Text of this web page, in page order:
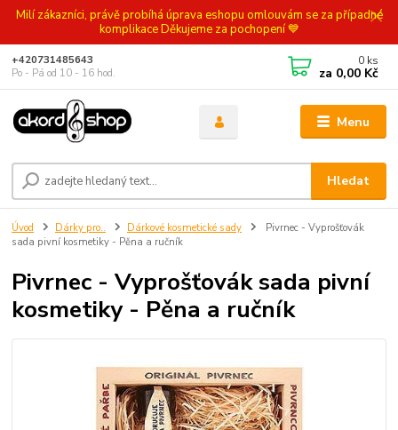
Milí zákazníci, právě probíhá úprava eshopu omlouvám se za případné
komplikace Děkujeme za pochopení 💙
Menu
Hledat
+420731485643
Po - Pá od 10 - 16 hod.
0 ks
za 0,00 Kč
Úvod Dárky pro.. Dárkové kosmetické sady
Pivrnec - Vyprošťovák
sada pivní kosmetiky - Pěna a ručník
Pivrnec - Vyprošťovák sada pivní
kosmetiky - Pěna a ručník